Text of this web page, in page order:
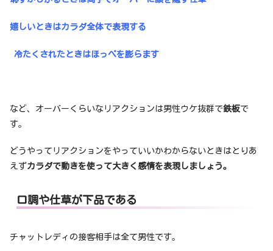
嬉しいときはカラダ全体で表現する
冷たくされたときはほっぺを膨らます
など、オーバーくらいなリアクションは男性ウケ抜群で鉄板で
す。
どうやってリアクションをやっていいかわからないときはとりあ
えずカラダで動きを使って大きく感情を表現しましょう。
口調や仕草が下品である
チャットレディの接客相手は全て男性です。